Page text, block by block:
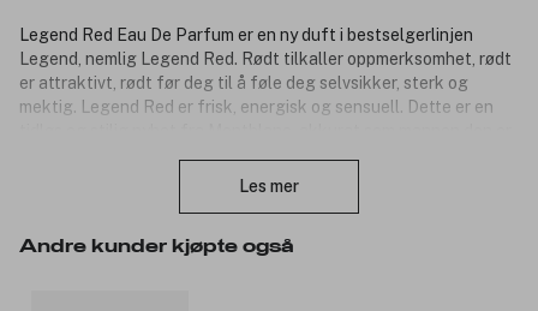
Legend Red Eau De Parfum er en ny duft i bestselgerlinjen
Legend, nemlig Legend Red. Rødt tilkaller oppmerksomhet, rødt
er attraktivt, rødt før deg til å føle deg selvsikker, sterk og
mektig. Legend Red er frisk, energisk og sensuell. Dette er en
Toppnote: Blodappelsin, Grapefrukt, Kardemomme.
Hjertenote: Salvie, Sedertre, Einerbær.
Les mer
Andre kunder kjøpte også